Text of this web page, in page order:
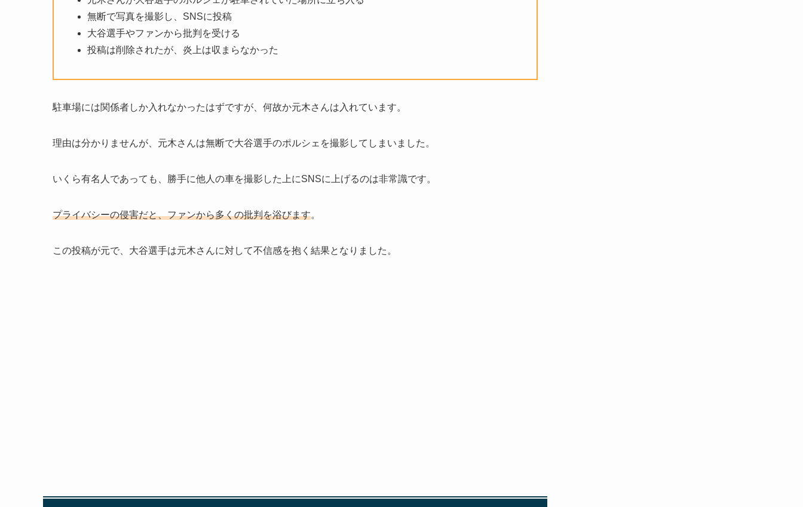
無断で写真を撮影し、SNSに投稿
大谷選手やファンから批判を受ける
投稿は削除されたが、炎上は収まらなかった
駐車場には関係者しか入れなかったはずですが、何故か元木さんは入れています。
理由は分かりませんが、元木さんは無断で大谷選手のポルシェを撮影してしまいました。
いくら有名人であっても、勝手に他人の車を撮影した上にSNSに上げるのは非常識です。
プライバシーの侵害だと、ファンから多くの批判を浴びます。
この投稿が元で、大谷選手は元木さんに対して不信感を抱く結果となりました。